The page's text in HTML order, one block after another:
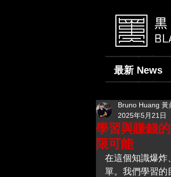
最新 News
學習與賺錢
限可能
Bruno Huang 黃
2025年5月21日
在這個知識爆炸
單。我們學習的